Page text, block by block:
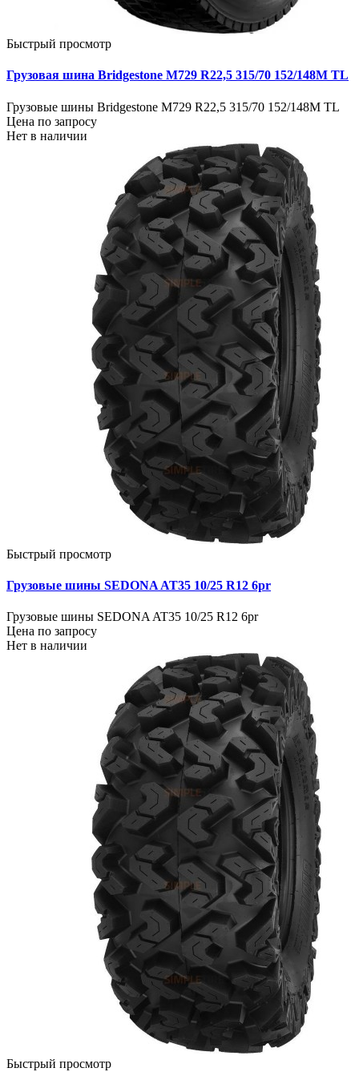
Быстрый просмотр
Грузовая шина Bridgestone M729 R22,5 315/70 152/148M TL
Грузовые шины Bridgestone M729 R22,5 315/70 152/148M TL
Цена по запросу
Нет в наличии
Быстрый просмотр
Грузовые шины SEDONA AT35 10/25 R12 6pr
Грузовые шины SEDONA AT35 10/25 R12 6pr
Цена по запросу
Нет в наличии
Быстрый просмотр